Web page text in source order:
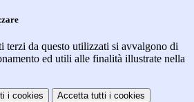
terzi da questo utilizzati si avvalgono di
ed utili alle finalità illustrate nella
i cookies Accetta tutti i cookies